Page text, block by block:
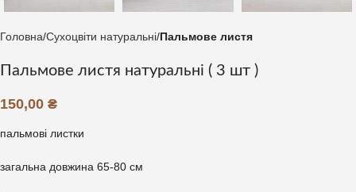
Головна Сухоцвіти натуральні Пальмове листя
Пальмове листя натуральні ( 3 шт )
150,00 ₴
пальмові листки
загальна довжина 65-80 см